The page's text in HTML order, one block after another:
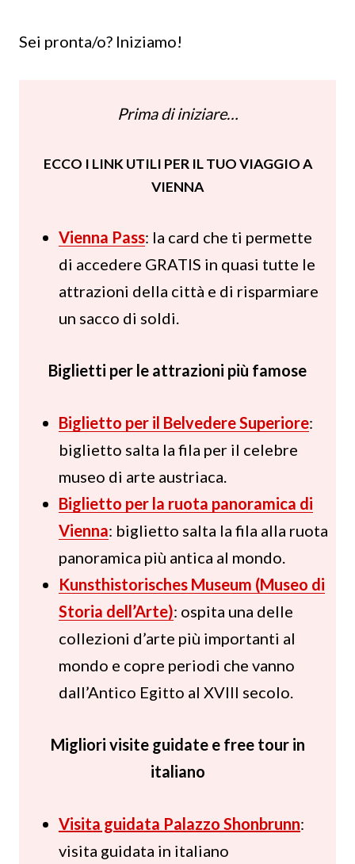
Sei pronta/o? Iniziamo!
Prima di iniziare…
ECCO I LINK UTILI PER IL TUO VIAGGIO A
VIENNA
Vienna Pass: la card che ti permette
di accedere GRATIS in quasi tutte le
attrazioni della città e di risparmiare
un sacco di soldi.
Biglietti per le attrazioni più famose
Biglietto per il Belvedere Superiore:
biglietto salta la fila per il celebre
museo di arte austriaca.
Biglietto per la ruota panoramica di
Vienna: biglietto salta la fila alla ruota
panoramica più antica al mondo.
Kunsthistorisches Museum (Museo di
Storia dell’Arte): ospita una delle
collezioni d’arte più importanti al
mondo e copre periodi che vanno
dall’Antico Egitto al XVIII secolo.
Migliori visite guidate e free tour in
italiano
Visita guidata Palazzo Shonbrunn:
visita guidata in italiano